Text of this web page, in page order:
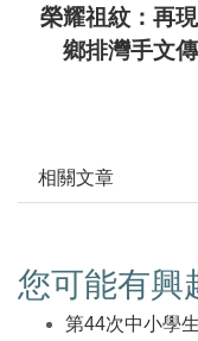
榮耀祖紋：再
鄉排灣手文
相關文章
您可能有興
第44次中小學